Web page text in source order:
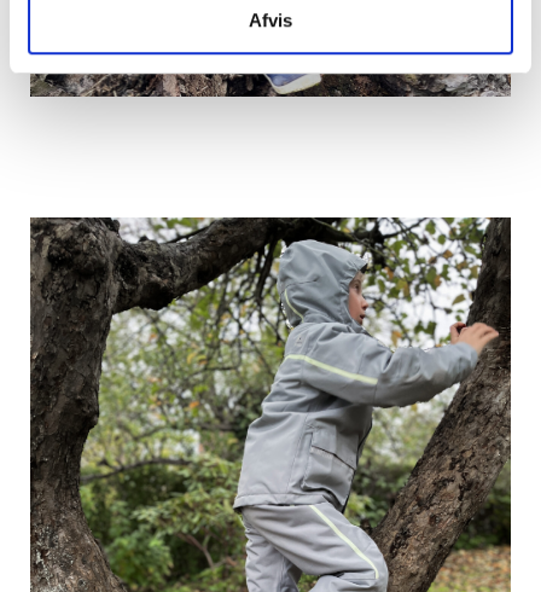
Afvis
Termobyxor